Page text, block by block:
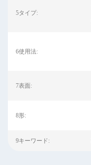
5タイプ:
6使用法:
7表面:
8形:
9キーワード: